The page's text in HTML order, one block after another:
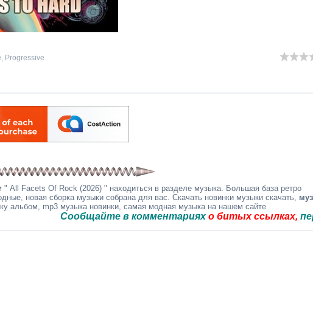
, Progressive
All Facets Of Rock (2026) " находиться в разделе музыка. Большая база ретро
новая сборка музыки собрана для вас. Скачать новинки музыки скачать,
альбом, mp3 музыка новинки, самая модная музыка на нашем сайте
Сообщайте в комментарияхо битых ссылках,